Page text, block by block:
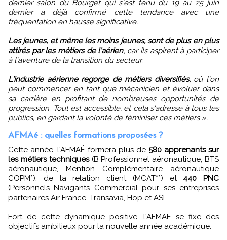
dernier salon du Bourget qui s'est tenu du 19 au 25 juin
dernier a déjà confirmé cette tendance avec une
fréquentation en hausse significative.
Les jeunes, et même les moins jeunes, sont de plus en plus
attirés par les métiers de l'aérien, car ils aspirent à participer
à l'aventure de la transition du secteur.
L'industrie aérienne regorge de métiers diversifiés, où l'on
peut commencer en tant que mécanicien et évoluer dans
sa carrière en profitant de nombreuses opportunités de
progression. Tout est accessible, et cela s'adresse à tous les
publics, en gardant la volonté de féminiser ces métiers ».
AFMAé : quelles formations proposées ?
Cette année, l'AFMAÉ formera plus de 580 apprenants sur
les métiers techniques(B Professionnel aéronautique, BTS
aéronautique, Mention Complémentaire aéronautique
COPM*), de la relation client (MCAT**) et440 PNC
(Personnels Navigants Commercial pour ses entreprises
partenaires Air France, Transavia, Hop et ASL.
Fort de cette dynamique positive, l'AFMAE se fixe des
objectifs ambitieux pour la nouvelle année académique.